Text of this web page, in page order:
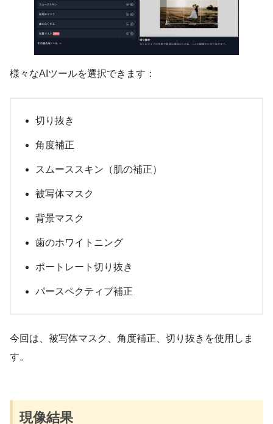
様々なAIツールを選択できます：
切り抜き
角度補正
スムーススキン（肌の補正）
被写体マスク
背景マスク
歯のホワイトニング
ポートレート切り抜き
パースペクティブ補正
今回は、被写体マスク、角度補正、切り抜きを使用しま
す。
現像結果